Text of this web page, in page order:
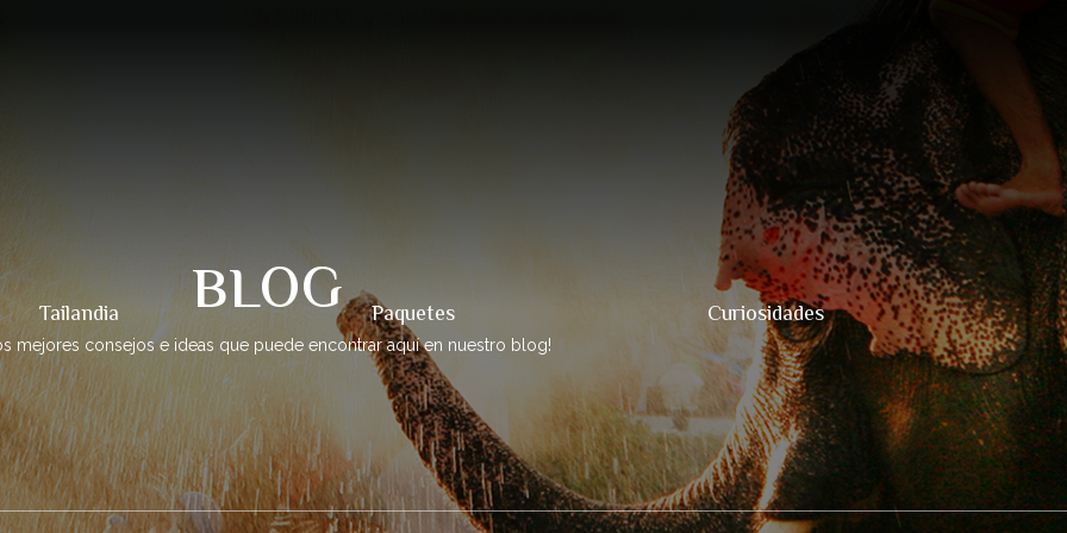
Tailandia Paquetes Curiosidades
BLOG
mejores consejos e ideas que puede encontrar aquí en nuestro blog!